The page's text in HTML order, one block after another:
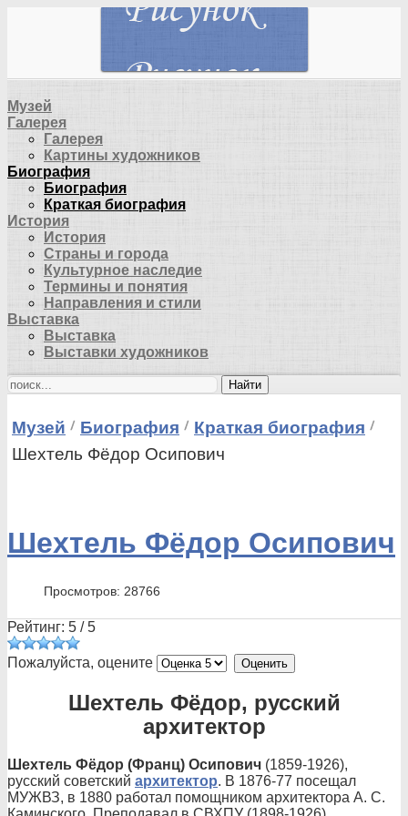
Музей
Галерея
Галерея
Картины художников
Биография
Биография
Краткая биография
История
История
Страны и города
Культурное наследие
Термины и понятия
Направления и стили
Выставка
Выставка
Выставки художников
Найти
Музей Биография
Краткая биография
Шехтель Фёдор Осипович
Шехтель Фёдор Осипович
Просмотров: 28766
Рейтинг: 5 /5
Пожалуйста, оцените
Шехтель Фёдор, русский
архитектор
Шехтель Фёдор (Франц) Осипович (1859-1926),
русский советский архитектор. В 1876-77 посещал
МУЖВЗ, в 1880 работал помощником архитектора А. С.